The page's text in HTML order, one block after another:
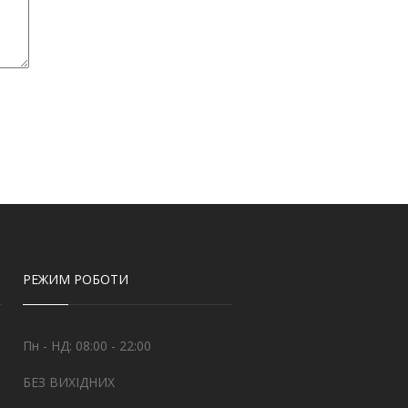
РЕЖИМ РОБОТИ
Пн - НД: 08:00 - 22:00
БЕЗ ВИХІДНИХ